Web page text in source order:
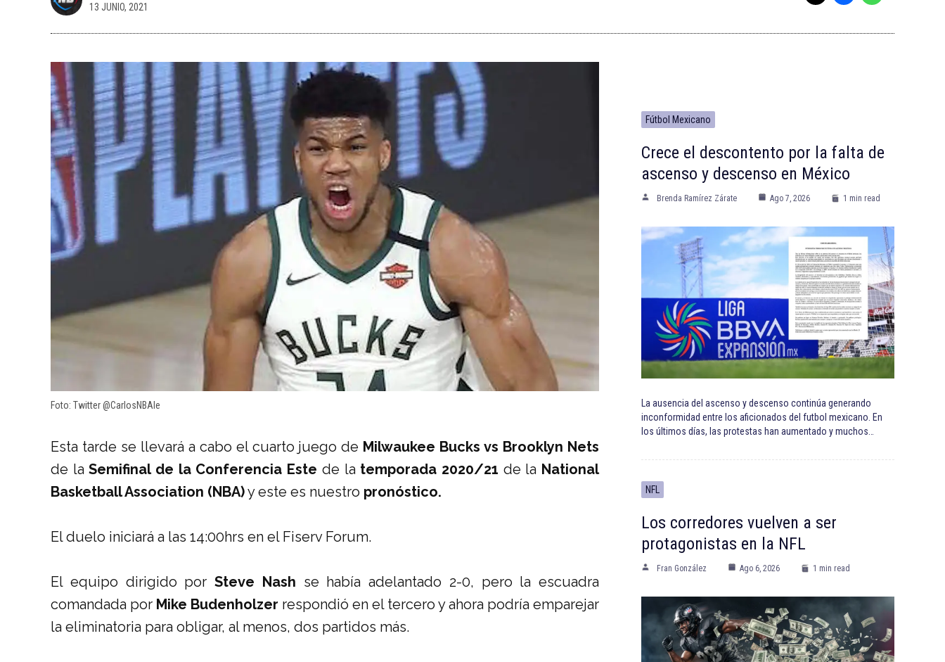
13 JUNIO, 2021
Foto: Twitter @CarlosNBAle
Esta tarde se llevará a cabo el cuarto juego de Milwaukee Bucks vs Brooklyn Nets
de laSemifinal de la Conferencia Este de la temporada 2020/21 de la National
Basketball Association (NBA)y este es nuestro pronóstico.
El duelo iniciará a las 14:00hrs en el Fiserv Forum.
El equipo dirigido por Steve Nash se había adelantado 2-0, pero la escuadra
comandada por Mike Budenholzer respondió en el tercero y ahora podría emparejar
la eliminatoria para obligar, al menos, dos partidos más.
Fútbol Mexicano
Crece el descontento por la falta de
ascenso y descenso en México
Brenda Ramírez Zárate Ago 7, 2026 1 min read
La ausencia del ascenso y descenso continúa generando
inconformidad entre los aficionados del futbol mexicano. En
los últimos días, las protestas han aumentado y muchos…
NFL
Los corredores vuelven a ser
protagonistas en la NFL
Fran González Ago 6, 2026 1 min read